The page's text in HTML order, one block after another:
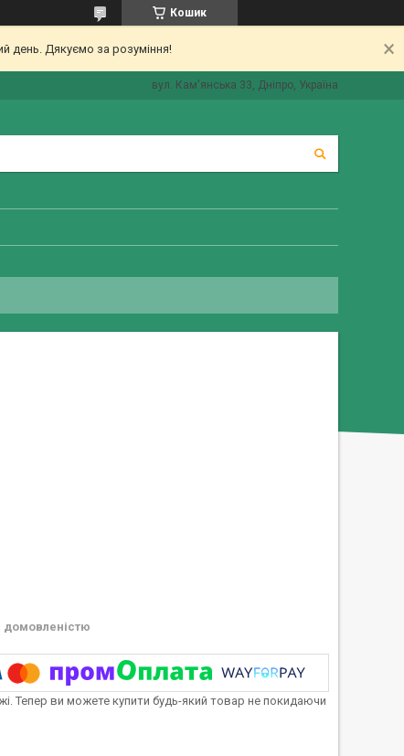
Кошик
день. Дякуємо за розуміння!
вул. Кам'янська 33, Дніпро, Україна
домовленістю
Тепер ви можете купити будь-який товар не покидаючи